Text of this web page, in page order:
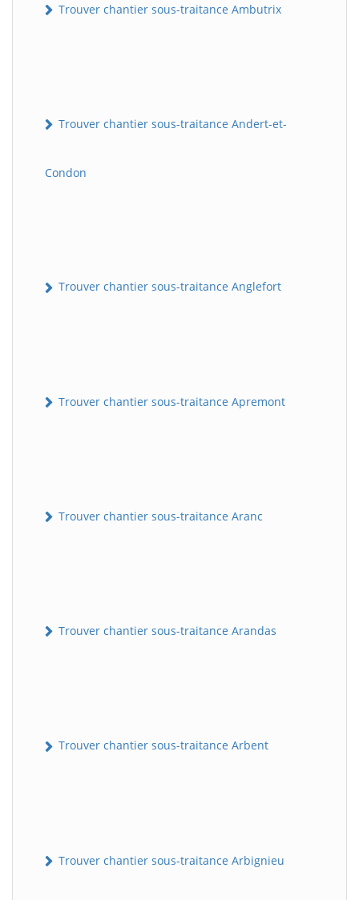
Trouver chantier sous-traitance Ambutrix
Trouver chantier sous-traitance Andert-et-
Condon
Trouver chantier sous-traitance Anglefort
Trouver chantier sous-traitance Apremont
Trouver chantier sous-traitance Aranc
Trouver chantier sous-traitance Arandas
Trouver chantier sous-traitance Arbent
Trouver chantier sous-traitance Arbignieu